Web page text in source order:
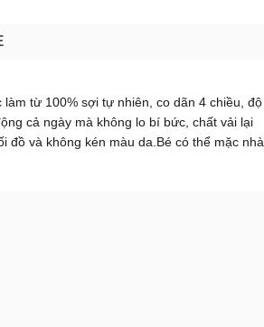
từ 100% sợi tự nhiên, co dãn 4 chiều, độ
cả ngày mà không lo bí bức, chất vải lại
đồ và không kén màu da. Bé có thể mặc nhà